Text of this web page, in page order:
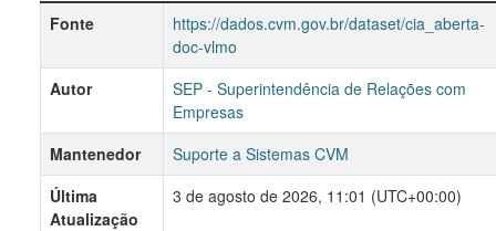
Fonte
https://dados.cvm.gov.br/dataset/cia_aberta-
doc-vlmo
Autor
SEP - Superintendência de Relações com
Empresas
Mantenedor
Suporte a Sistemas CVM
Última
Atualização
3 de agosto de 2026, 11:01 (UTC+00:00)